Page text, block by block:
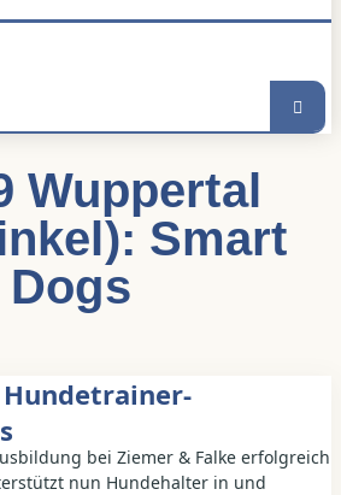
Wuppertal
Smart
Dogs
bei Ziemer & Falke erfolgreich
nun Hundehalter in und